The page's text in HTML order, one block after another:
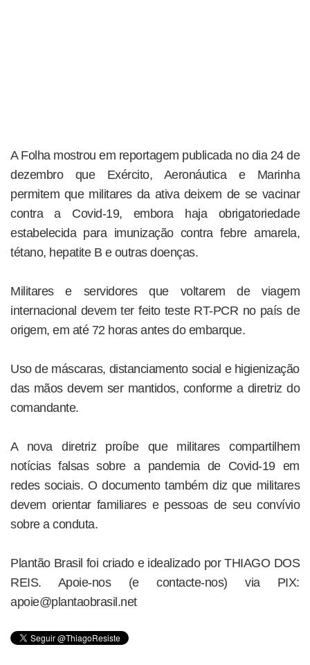
A Folha mostrou em reportagem publicada no dia 24 de
dezembro que Exército, Aeronáutica e Marinha
permitem que militares da ativa deixem de se vacinar
contra a Covid-19, embora haja obrigatoriedade
estabelecida para imunização contra febre amarela,
tétano, hepatite B e outras doenças.
Militares e servidores que voltarem de viagem
internacional devem ter feito teste RT-PCR no país de
origem, em até 72 horas antes do embarque.
Uso de máscaras, distanciamento social e higienização
das mãos devem ser mantidos, conforme a diretriz do
comandante.
A nova diretriz proíbe que militares compartilhem
notícias falsas sobre a pandemia de Covid-19 em
redes sociais. O documento também diz que militares
devem orientar familiares e pessoas de seu convívio
sobre a conduta.
Plantão Brasil foi criado e idealizado por THIAGO DOS
REIS. Apoie-nos (e contacte-nos) via PIX:
apoie@plantaobrasil.net